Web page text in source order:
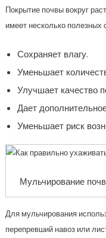
Покрытие почвы вокруг
имеет несколько полезных
Сохраняет влагу.
Уменьшает
Улучшает качество
Дает
Уменьшает риск
Мульчирование
Для мульчирования
перепревший навоз или